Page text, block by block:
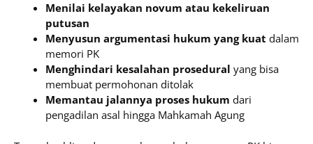
Menilai kelayakan novum atau kekeliruan
putusan
Menyusun argumentasi hukum yang kuat dalam
memori PK
Menghindari kesalahan prosedural yang bisa
membuat permohonan ditolak
Memantau jalannya proses hukum dari
pengadilan asal hingga Mahkamah Agung